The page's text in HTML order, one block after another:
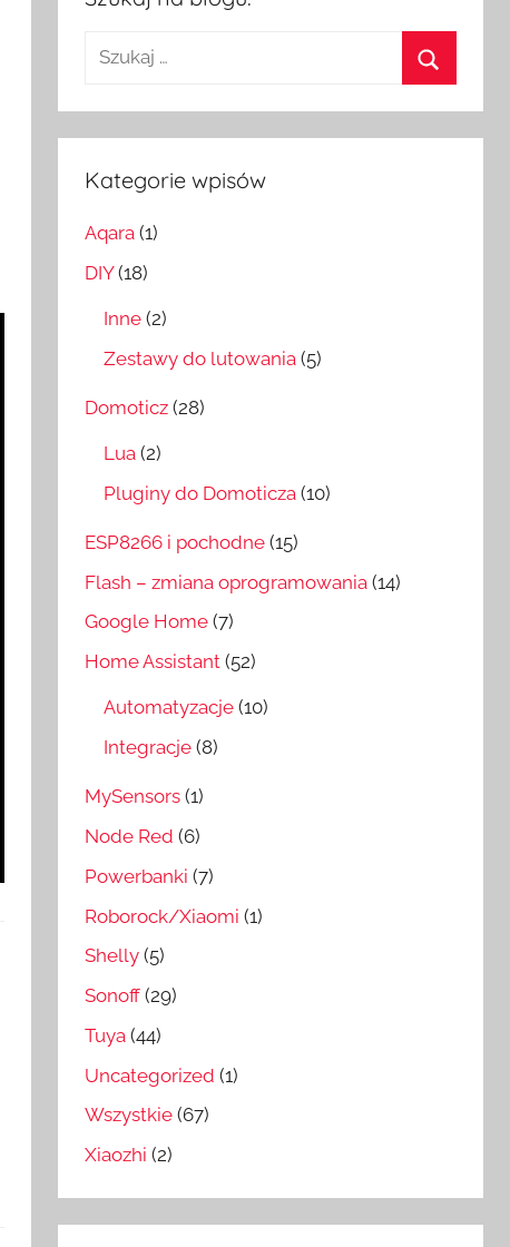
Szukaj:
Kategorie wpisów
Aqara (1)
DIY(18)
Inne (2)
Zestawy do lutowania (5)
Domoticz (28)
Lua (2)
Pluginy do Domoticza (10)
ESP8266 i pochodne (15)
Flash – zmiana oprogramowania (14)
Google Home (7)
Home Assistant (52)
Automatyzacje (10)
Integracje (8)
MySensors (1)
Node Red (6)
Powerbanki (7)
Roborock/Xiaomi (1)
Shelly (5)
Sonoff (29)
Tuya (44)
Uncategorized (1)
Wszystkie (67)
Xiaozhi (2)